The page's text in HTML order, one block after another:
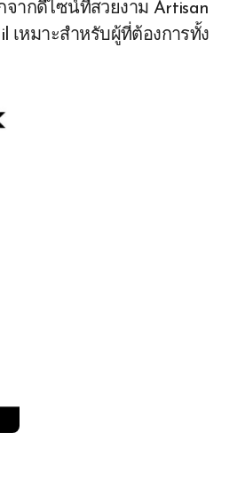
ากดีไซน์ที่สวยงาม Artisan
เหมาะสำหรับผู้ที่ต้องการทั้ง